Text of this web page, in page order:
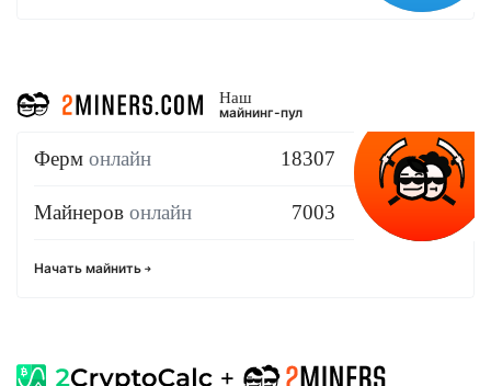
Наш
майнинг-пул
Ферм онлайн 18307
Майнеров онлайн 7003
Начать майнить